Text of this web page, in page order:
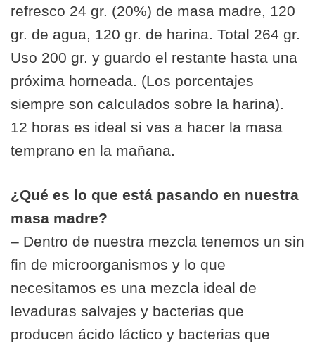
refresco 24 gr. (20%) de masa madre, 120
gr. de agua, 120 gr. de harina. Total 264 gr.
Uso 200 gr. y guardo el restante hasta una
próxima horneada. (Los porcentajes
siempre son calculados sobre la harina).
12 horas es ideal si vas a hacer la masa
temprano en la mañana.
¿Qué es lo que está pasando en nuestra
masa madre?
– Dentro de nuestra mezcla tenemos un sin
fin de microorganismos y lo que
necesitamos es una mezcla ideal de
levaduras salvajes y bacterias que
producen ácido láctico y bacterias que